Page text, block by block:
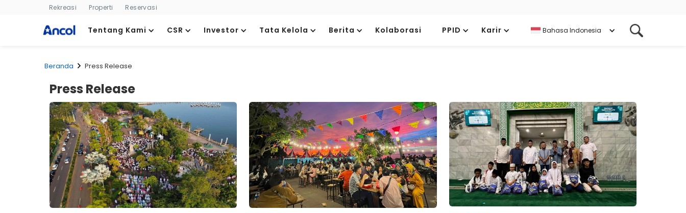
Rekreasi Properti Reservasi
Tentang Kami CSR Investor Tata Kelola Berita Kolaborasi PPID Karir Bahasa Indonesia
Beranda Press Release
Press Release